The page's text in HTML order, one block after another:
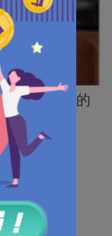
各式各樣的